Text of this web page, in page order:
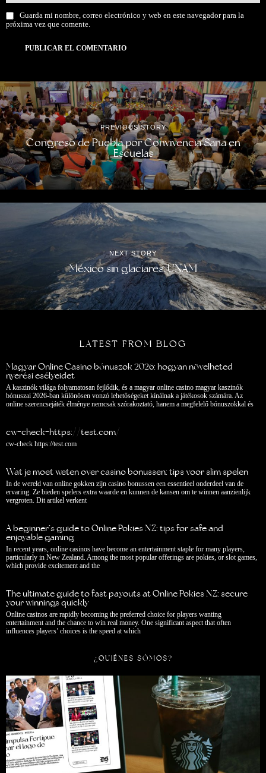
Guarda mi nombre, correo electrónico y web en este navegador para la
próxima vez que comente.
PREVIOUS STORY
Congreso de Puebla por Convivencia Sana en
Escuelas
NEXT STORY
México sin glaciares: UNAM
LATEST FROM BLOG
Magyar Online Casino bónuszok 2026: hogyan növelheted
nyerési esélyeidet
A kaszinók világa folyamatosan fejlődik, és a magyar online casino magyar kaszinók
bónuszai 2026-ban különösen vonzó lehetőségeket kínálnak a játékosok számára. Az
online szerencsejáték élménye nemcsak szórakoztató, hanem a megfelelő bónuszokkal és
cw-check-https://test.com/
cw-check https://test.com
Wat je moet weten over casino bonussen: tips voor slim spelen
In de wereld van online gokken zijn casino bonussen een essentieel onderdeel van de
ervaring. Ze bieden spelers extra waarde en kunnen de kansen om te winnen aanzienlijk
vergroten. Dit artikel verkent
A beginner’s guide to Online Pokies NZ: tips for safe and
enjoyable gaming
In recent years, online casinos have become an entertainment staple for many players,
particularly in New Zealand. Among the most popular offerings are pokies, or slot games,
which provide excitement and the
The ultimate guide to fast payouts at Online Pokies NZ: secure
your winnings quickly
Online casinos are rapidly becoming the preferred choice for players wanting
entertainment and the chance to win real money. One significant aspect that often
influences players’ choices is the speed at which
¿QUIÉNES SÓMOS?